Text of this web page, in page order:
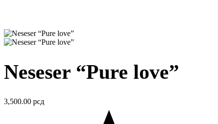
Neseser “Pure love”
3,500.00 рсд